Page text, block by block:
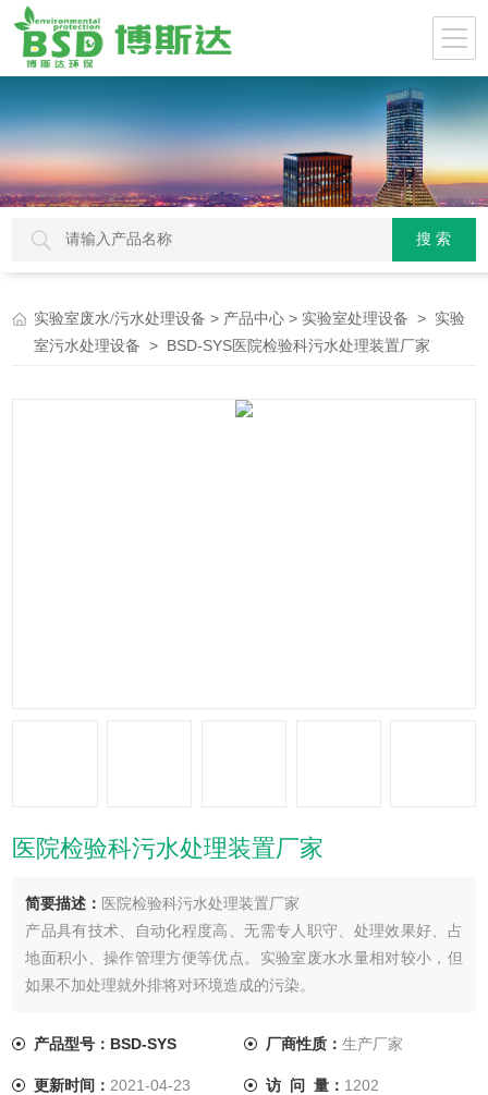
实验室废水/污水处理设备 > 产品中心 > 实验室处理设备 > 实验
室污水处理设备 > BSD-SYS医院检验科污水处理装置厂家
医院检验科污水处理装置厂家
简要描述： 医院检验科污水处理装置厂家
产品具有技术、自动化程度高、无需专人职守、处理效果好、占
地面积小、操作管理方便等优点。实验室废水水量相对较小，但
如果不加处理就外排将对环境造成的污染。
产品型号：BSD-SYS 厂商性质： 生产厂家
更新时间： 2021-04-23 访 问 量： 1202